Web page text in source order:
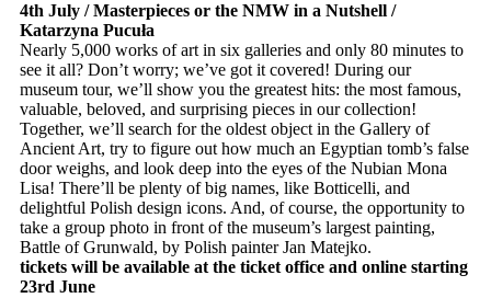
4th July / Masterpieces or the NMW in a Nutshell /
Katarzyna Pucuła
Nearly 5,000 works of art in six galleries and only 80 minutes to
see it all? Don’t worry; we’ve got it covered! During our
museum tour, we’ll show you the greatest hits: the most famous,
valuable, beloved, and surprising pieces in our collection!
Together, we’ll search for the oldest object in the Gallery of
Ancient Art, try to figure out how much an Egyptian tomb’s false
door weighs, and look deep into the eyes of the Nubian Mona
Lisa! There’ll be plenty of big names, like Botticelli, and
delightful Polish design icons. And, of course, the opportunity to
take a group photo in front of the museum’s largest painting,
Battle of Grunwald, by Polish painter Jan Matejko.
tickets will be available at the ticket office and online starting
23rd June